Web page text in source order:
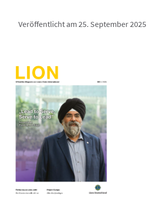
Veröffentlicht am 25. September 2025